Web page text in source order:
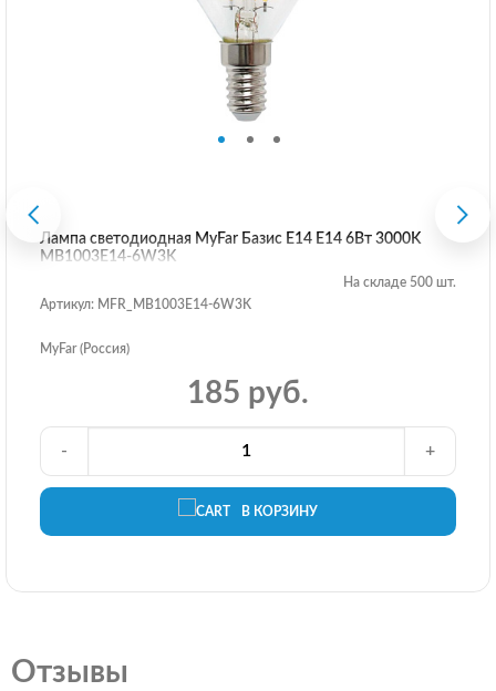
Лампа светодиодная MyFar Базис E14 E14 6Вт 3000K
MB1003E14-6W3K
На складе 500 шт.
Артикул: MFR_MB1003E14-6W3K
MyFar (Россия)
185 руб.
В КОРЗИНУ
- +
Отзывы